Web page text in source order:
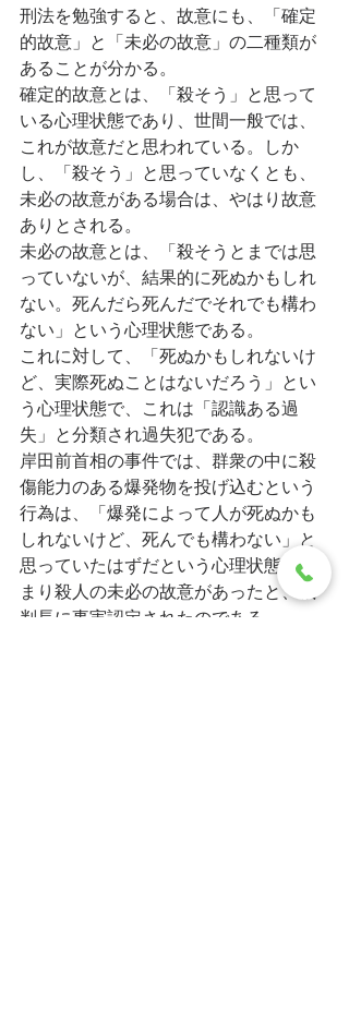
刑法を勉強すると、故意にも、「確定
的故意」と「未必の故意」の二種類が
あることが分かる。
確定的故意とは、「殺そう」と思って
いる心理状態であり、世間一般では、
これが故意だと思われている。しか
し、「殺そう」と思っていなくとも、
未必の故意がある場合は、やはり故意
ありとされる。
未必の故意とは、「殺そうとまでは思
っていないが、結果的に死ぬかもしれ
ない。死んだら死んだでそれでも構わ
ない」という心理状態である。
これに対して、「死ぬかもしれないけ
ど、実際死ぬことはないだろう」とい
う心理状態で、これは「認識ある過
失」と分類され過失犯である。
岸田前首相の事件では、群衆の中に殺
傷能力のある爆発物を投げ込むという
行為は、「爆発によって人が死ぬかも
しれないけど、死んでも構わない」と
思っていたはずだという心理状態、つ
まり殺人の未必の故意があったと、裁
判長に事実認定されたのである。